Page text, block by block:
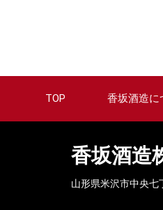
TOP 香坂酒造に
香坂酒造
山形県米沢市中央七